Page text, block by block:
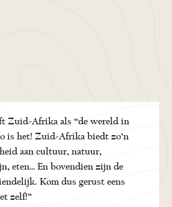
Zuid-Afrika als “de wereld in
is het! Zuid-Afrika biedt zo’n
aan cultuur, natuur,
eten… En bovendien zijn de
Kom dus gerust eens
zelf!”